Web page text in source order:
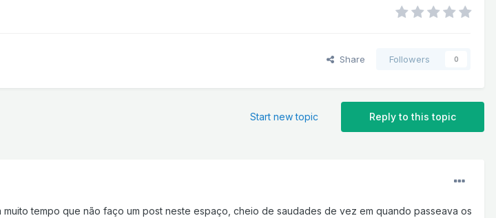
Share Followers 0
Reply to this topic
Start new topic
tempo que não faço um post neste espaço, cheio de saudades de vez em quando passeava os